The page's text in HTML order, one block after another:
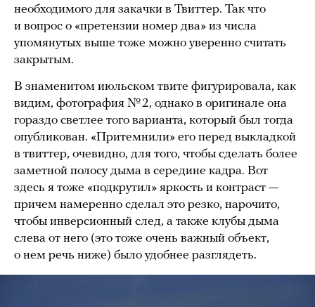
необходимого для закачки в Твиттер. Так что
и вопрос о «претензии номер два» из числа
упомянутых выше тоже можно уверенно считать
закрытым.
В знаменитом июльском твите фигурировала, как
видим, фотография № 2, однако в оригинале она
гораздо светлее того варианта, который был тогда
опубликован. «Притемнили» его перед выкладкой
в твиттер, очевидно, для того, чтобы сделать более
заметной полосу дыма в середине кадра. Вот
здесь я тоже «подкрутил» яркость и контраст —
причем намеренно сделал это резко, нарочито,
чтобы инверсионный след, а также клубы дыма
слева от него (это тоже очень важный объект,
о нем речь ниже) было удобнее разглядеть.